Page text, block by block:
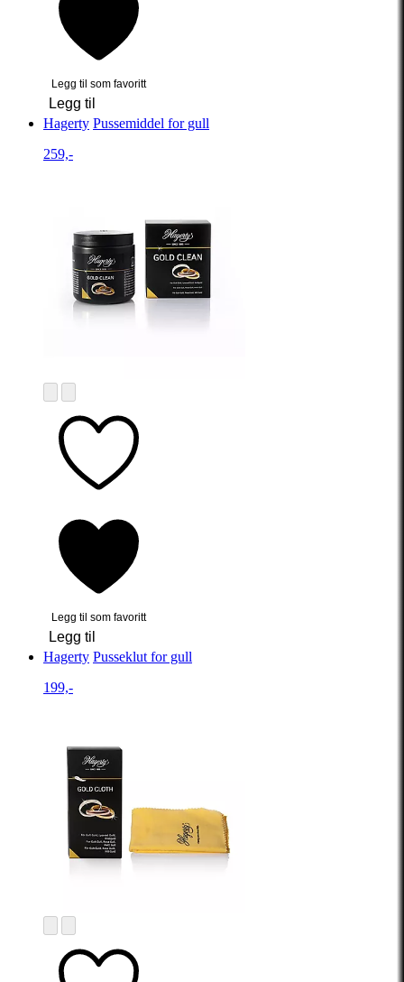
Legg til som favoritt
Legg til
Hagerty Pussemiddel for gull
259,-
Legg til som favoritt
Legg til
Hagerty Pusseklut for gull
199,-